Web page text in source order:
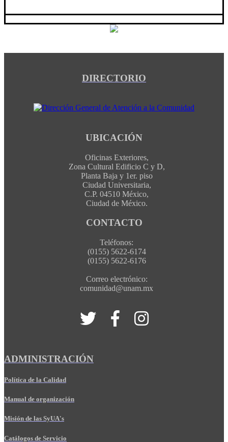
DIRECTORIO
UBICACIÓN
Oficinas Exteriores,
Zona Cultural Edificio C y D,
Planta Baja y 1er. piso
Ciudad Universitaria,
C.P. 04510 México,
Ciudad de México.
CONTACTO
Teléfonos:
(0155) 5622-6174
(0155) 5622-6176
Correo electrónico:
comunidad@unam.mx
ADMINISTRACIÓN
Política de la Calidad
Manual de organización
Misión de las SyUA's
Catálogos de Servicio